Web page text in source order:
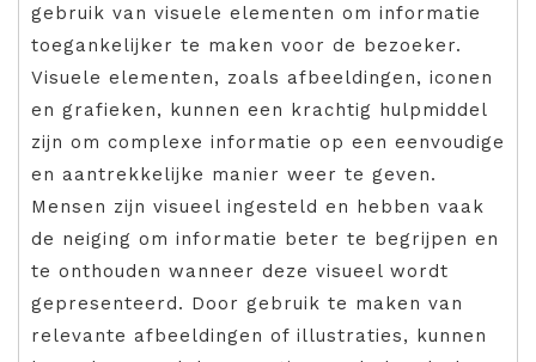
gebruik van visuele elementen om informatie
toegankelijker te maken voor de bezoeker.
Visuele elementen, zoals afbeeldingen, iconen
en grafieken, kunnen een krachtig hulpmiddel
zijn om complexe informatie op een eenvoudige
en aantrekkelijke manier weer te geven.
Mensen zijn visueel ingesteld en hebben vaak
de neiging om informatie beter te begrijpen en
te onthouden wanneer deze visueel wordt
gepresenteerd. Door gebruik te maken van
relevante afbeeldingen of illustraties, kunnen